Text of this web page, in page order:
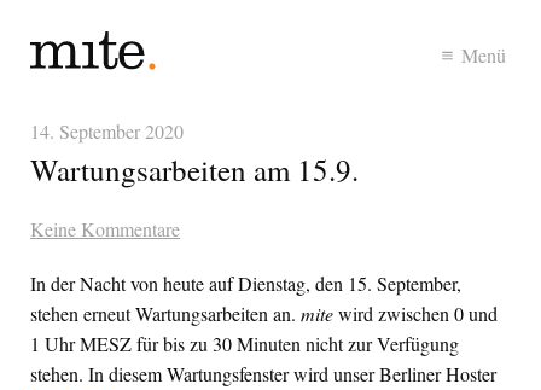
Menü
14. September 2020
Wartungsarbeiten am 15.9.
Keine Kommentare
In der Nacht von heute auf Dienstag, den 15. September,
stehen erneut Wartungsarbeiten an. mitewird zwischen 0 und
1 UhrMESZfür bis zu 30 Minuten nicht zur Verfügung
stehen. In diesem Wartungsfenster wird unser Berliner Hoster